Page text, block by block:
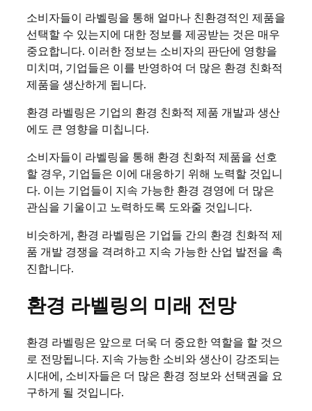
소비자들이 라벨링을 통해 얼마나 친환경적인 제품을
선택할 수 있는지에 대한 정보를 제공받는 것은 매우
중요합니다. 이러한 정보는 소비자의 판단에 영향을
미치며, 기업들은 이를 반영하여 더 많은 환경 친화적
제품을 생산하게 됩니다.
환경 라벨링은 기업의 환경 친화적 제품 개발과 생산
에도 큰 영향을 미칩니다.
소비자들이 라벨링을 통해 환경 친화적 제품을 선호
할 경우, 기업들은 이에 대응하기 위해 노력할 것입니
다. 이는 기업들이 지속 가능한 환경 경영에 더 많은
관심을 기울이고 노력하도록 도와줄 것입니다.
비슷하게, 환경 라벨링은 기업들 간의 환경 친화적 제
품 개발 경쟁을 격려하고 지속 가능한 산업 발전을 촉
진합니다.
환경 라벨링의 미래 전망
환경 라벨링은 앞으로 더욱 더 중요한 역할을 할 것으
로 전망됩니다. 지속 가능한 소비와 생산이 강조되는
시대에, 소비자들은 더 많은 환경 정보와 선택권을 요
구하게 될 것입니다.